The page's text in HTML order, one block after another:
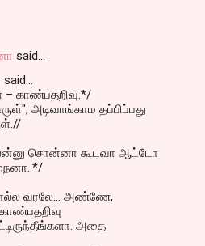
said…
காண்பதறிவு.*/
அடிவாங்காம தப்பிப்பது
சொன்னா கூடவா ஆட்டோ
வரலே... அண்ணே,
அதை